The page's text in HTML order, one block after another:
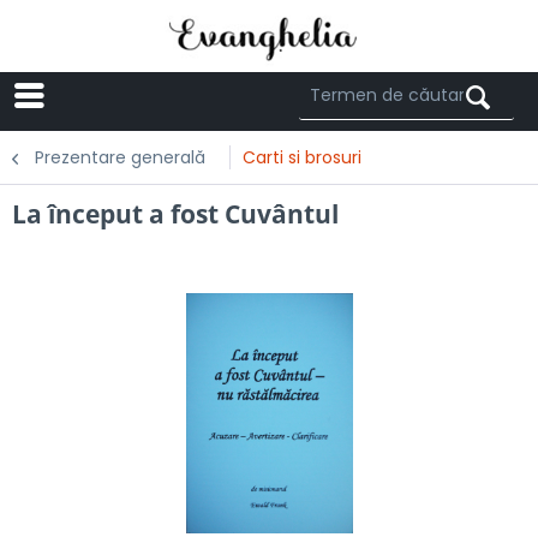
Prezentare generală Carti si brosuri
La început a fost Cuvântul